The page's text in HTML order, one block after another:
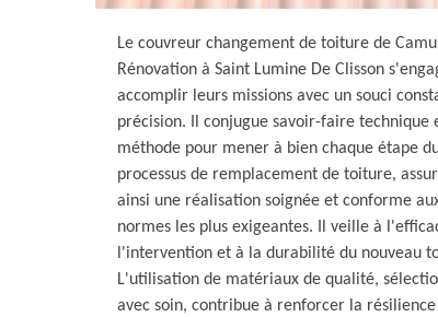
Le couvreur changement de toiture de
Rénovation à Saint Lumine De Clisson
accomplir leurs missions avec un souci
précision. Il conjugue savoir-faire technique
méthode pour mener à bien chaque étape
processus de remplacement de toiture,
ainsi une réalisation soignée et conforme
normes les plus exigeantes. Il veille à
l'intervention et à la durabilité du nouveau
L'utilisation de matériaux de qualité,
avec soin, contribue à renforcer la résilience